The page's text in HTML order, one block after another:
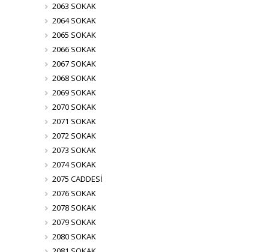
2063 SOKAK
2064 SOKAK
2065 SOKAK
2066 SOKAK
2067 SOKAK
2068 SOKAK
2069 SOKAK
2070 SOKAK
2071 SOKAK
2072 SOKAK
2073 SOKAK
2074 SOKAK
2075 CADDESİ
2076 SOKAK
2078 SOKAK
2079 SOKAK
2080 SOKAK